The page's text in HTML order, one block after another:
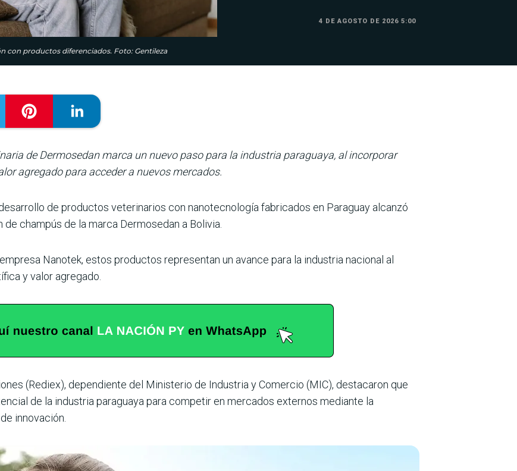
con productos diferenciados. Foto: Gentileza
4 DE AGOSTO DE 2026 5:00
de Dermosedan marca un nuevo paso para la industria paraguaya, al incorporar
agregado para acceder a nuevos mercados.
de productos veterinarios con nanotecnología fabricados en Paraguay alcanzó
champús de la marca Dermosedan a Bolivia.
Nanotek, estos productos representan un avance para la industria nacional al
y valor agregado.
(Rediex), dependiente del Ministerio de Industria y Comercio (MIC), destacaron que
de la industria paraguaya para competir en mercados externos mediante la
innovación.